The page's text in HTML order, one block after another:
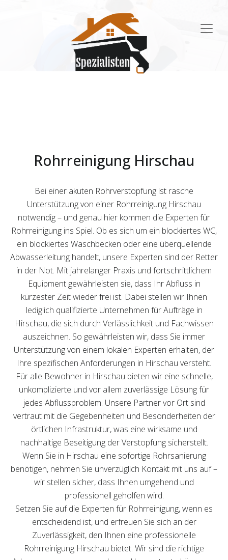
Rohrreinigung Hirschau
Bei einer akuten Rohrverstopfung ist rasche
Unterstützung von einer Rohrreinigung Hirschau
notwendig – und genau hier kommen die Experten für
Rohrreinigung ins Spiel. Ob es sich um ein blockiertes WC,
ein blockiertes Waschbecken oder eine überquellende
Abwasserleitung handelt, unsere Experten sind der Retter
in der Not. Mit jahrelanger Praxis und fortschrittlichem
Equipment gewährleisten sie, dass Ihr Abfluss in
kürzester Zeit wieder frei ist. Dabei stellen wir Ihnen
lediglich qualifizierte Unternehmen für Aufträge in
Hirschau, die sich durch Verlässlichkeit und Fachwissen
auszeichnen. So gewährleisten wir, dass Sie immer
Unterstützung von einem lokalen Experten erhalten, der
Ihre spezifischen Anforderungen in Hirschau versteht.
Für alle Bewohner in Hirschau bieten wir eine schnelle,
unkomplizierte und vor allem zuverlässige Lösung für
jedes Abflussproblem. Unsere Partner vor Ort sind
vertraut mit die Gegebenheiten und Besonderheiten der
örtlichen Infrastruktur, was eine wirksame und
nachhaltige Beseitigung der Verstopfung sicherstellt.
Wenn Sie in Hirschau eine sofortige Rohrsanierung
benötigen, nehmen Sie unverzüglich Kontakt mit uns auf –
wir stellen sicher, dass Ihnen umgehend und
professionell geholfen wird.
Setzen Sie auf die Experten für Rohrreinigung, wenn es
entscheidend ist, und erfreuen Sie sich an der
Zuverlässigkeit, den Ihnen eine professionelle
Rohrreinigung Hirschau bietet. Wir sind die richtige